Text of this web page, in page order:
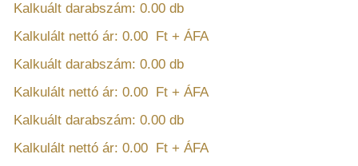
Kalkuált darabszám: 0.00 db
Kalkulált nettó ár: 0.00 Ft + ÁFA
Kalkuált darabszám: 0.00 db
Kalkulált nettó ár: 0.00 Ft + ÁFA
Kalkuált darabszám: 0.00 db
Kalkulált nettó ár: 0.00 Ft + ÁFA